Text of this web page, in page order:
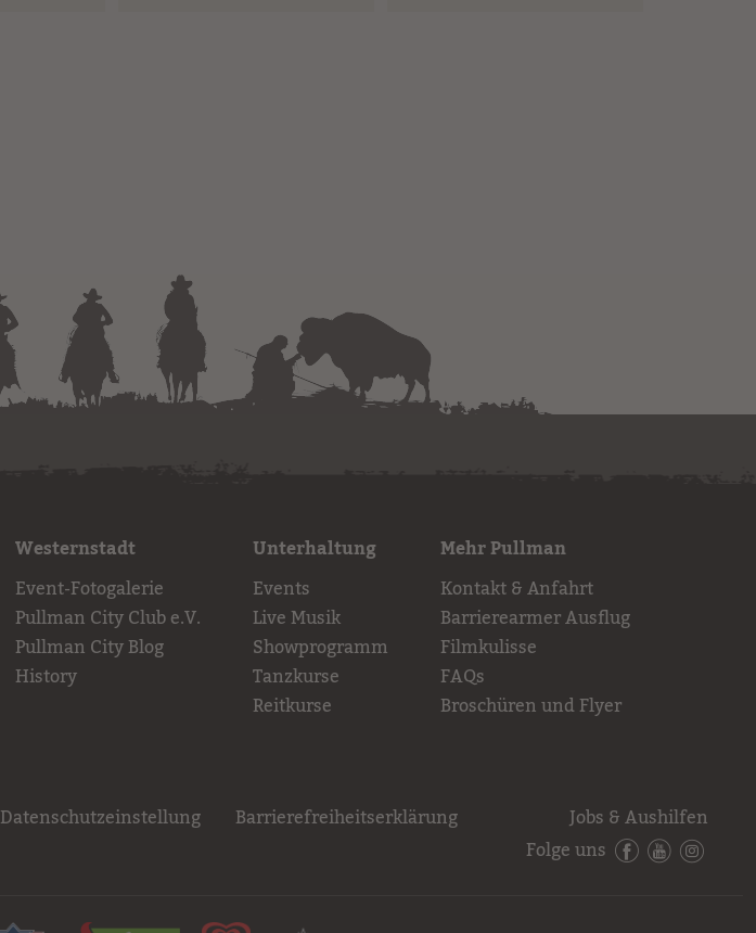
Westernstadt
Event-Fotogalerie
Pullman City Club e.V.
Pullman City Blog
History
Unterhaltung
Events
Live Musik
Showprogramm
Tanzkurse
Reitkurse
Mehr Pullman
Kontakt & Anfahrt
Barrierearmer Ausflug
Filmkulisse
FAQs
Broschüren und Flyer
Datenschutzeinstellung Barrierefreiheitserklärung
Jobs & Aushilfen
Folge uns Facebook
YouTube